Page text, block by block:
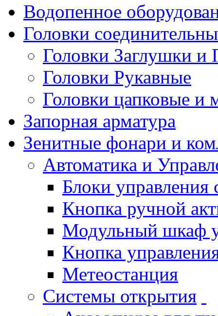
Водопенное
Головки
Головки Заглушки и
Головки Рукавные
Головки цапковые и
Запорная арматура
Зенитные фонари и
Автоматика и
Блоки
Кнопка ручной
Модульный шкаф
Кнопка
Метеостанция
Системы открытия